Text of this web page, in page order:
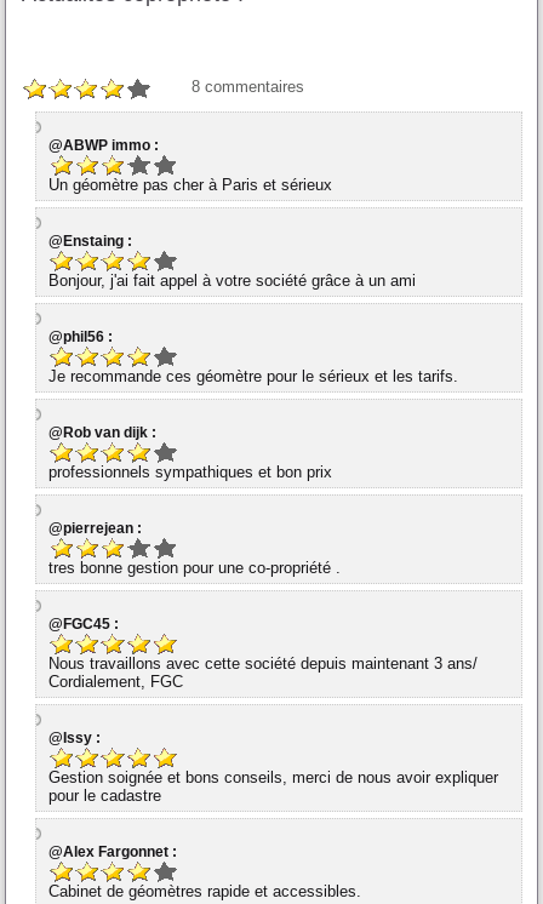
8 commentaires
@ABWP immo :
Un géomètre pas cher à Paris et sérieux
@Enstaing :
Bonjour, j'ai fait appel à votre société grâce à un ami
@phil56 :
Je recommande ces géomètre pour le sérieux et les tarifs.
@Rob van dijk :
professionnels sympathiques et bon prix
@pierrejean :
tres bonne gestion pour une co-propriété .
@FGC45 :
Nous travaillons avec cette société depuis maintenant 3 ans/
Cordialement, FGC
@Issy :
Gestion soignée et bons conseils, merci de nous avoir expliquer
pour le cadastre
@Alex Fargonnet :
Cabinet de géomètres rapide et accessibles.